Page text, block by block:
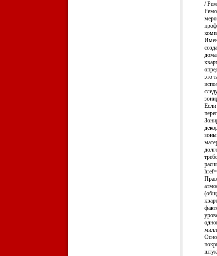
/
это
Если
зоны